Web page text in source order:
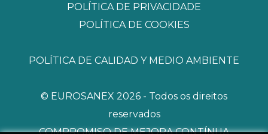
POLÍTICA DE PRIVACIDADE
POLÍTICA DE COOKIES
POLÍTICA DE CALIDAD Y MEDIO AMBIENTE
© EUROSANEX 2026 - Todos os direitos
reservados